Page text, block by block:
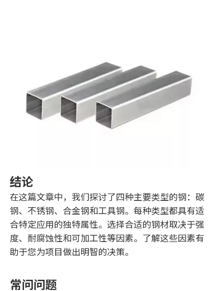
结论
在这篇文章中，我们探讨了四种主要类型的钢：碳
钢、不锈钢、合金钢和工具钢。每种类型都具有适
合特定应用的独特属性。选择合适的钢材取决于强
度、耐腐蚀性和可加工性等因素。了解这些因素有
助于您为项目做出明智的决策。
常问问题